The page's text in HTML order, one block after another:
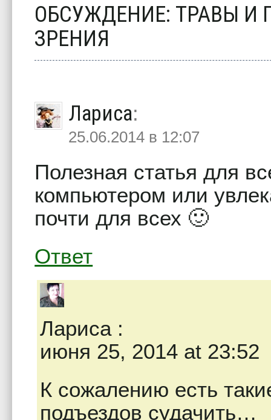
ОБСУЖДЕНИЕ: ТРАВЫ И
ЗРЕНИЯ
Лариса:
25.06.2014 в 12:07
Полезная статья для
компьютером или
почти для всех 🙂
Ответ
Лариса:
июня 25, 2014 at 23:52
К сожалению есть
подъездов судачить…